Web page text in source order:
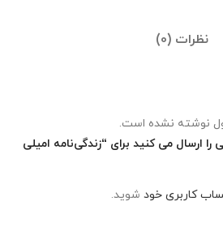
نظرات (0)
نوشته نشده است.
ارسال می کنید برای “زندگی‌نامه امیلی
کاربری خود شوید.